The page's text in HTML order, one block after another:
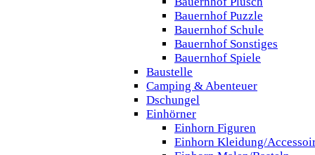
Bauernhof Puzzle
Bauernhof Schule
Bauernhof Sonstiges
Bauernhof Spiele
Baustelle
Camping & Abenteuer
Dschungel
Einhörner
Einhorn Figuren
Einhorn Kleidung/